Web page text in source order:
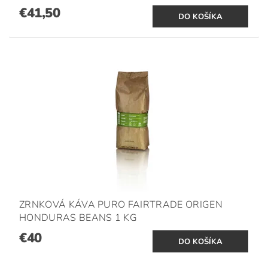
€41,50
ZRNKOVÁ KÁVA PURO FAIRTRADE ORIGEN
HONDURAS BEANS 1 KG
€40